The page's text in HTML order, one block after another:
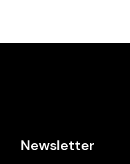
Newsletter